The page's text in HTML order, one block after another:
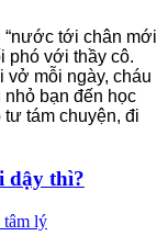
tới chân mới
phó với thầy cô.
vở mỗi ngày, cháu
nhỏ bạn đến học
tám chuyện, đi
dậy thì?
tâm lý